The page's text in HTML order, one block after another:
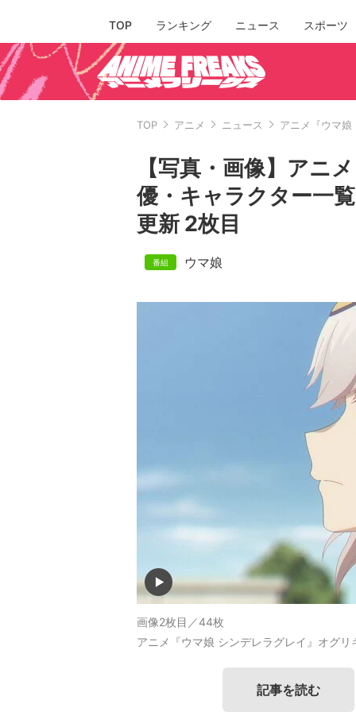
TOP ランキング ニュース スポーツ
TOP アニメ ニュース アニメ『ウマ
【写真・画像】アニ
優・キャラクター一
更新 2枚目
ウマ娘
画像2枚目／44枚
アニメ『ウマ娘 シンデレラグレイ』オグリ
記事を読む